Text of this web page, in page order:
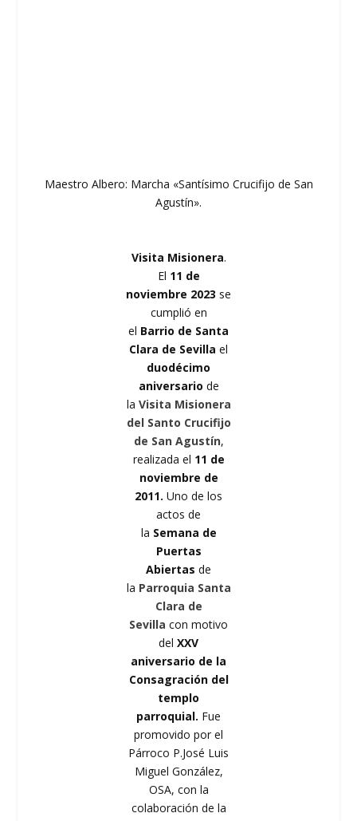
Maestro Albero: Marcha «Santísimo Crucifijo de San
Agustín».
Visita Misionera.
El 11 de
noviembre 2023 se
cumplió en
el Barrio de Santa
Clara de Sevilla el
duodécimo
aniversario de
la Visita Misionera
del Santo Crucifijo
de San Agustín,
realizada el 11 de
noviembre de
2011. Uno de los
actos de
la Semana de
Puertas
Abiertas de
la Parroquia Santa
Clara de
Sevilla con motivo
del XXV
aniversario de la
Consagración del
templo
parroquial. Fue
promovido por el
Párroco P.José Luis
Miguel González,
OSA, con la
colaboración de la